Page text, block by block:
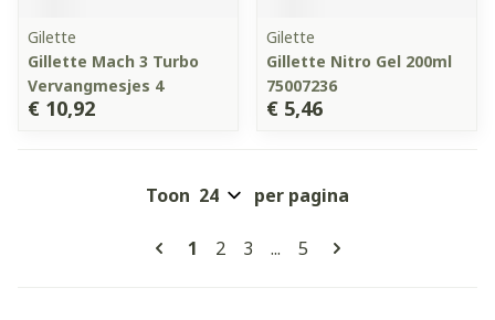
Gilette
Gillette Mach 3 Turbo
Vervangmesjes 4
€ 10,92
Gilette
Gillette Nitro Gel 200ml
75007236
€ 5,46
Pagina's
U lees momenteel pagina
1 Pagina
2 Pagina
3 ... Pagina
5
Toon per pagina